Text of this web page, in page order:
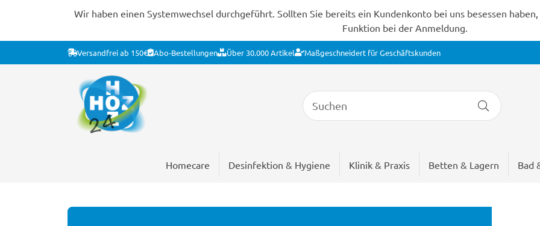
Wir haben einen Systemwechsel durchgeführt. Sollten Sie bereits ein Kundenkonto bei uns besessen
Funktion bei der Anmeldung.
Versandfrei ab 150€ Abo-Bestellungen Über 30.000 Artikel Maßgeschneidert für Geschäftskunden
Homecare Desinfektion & Hygiene Klinik & Praxis Betten & Lagern Bad